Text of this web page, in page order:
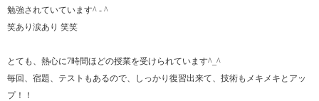
勉強されていています^ - ^
笑あり涙あり 笑笑
とても、熱心に7時間ほどの授業を受けられています^_^
毎回、宿題、テストもあるので、しっかり復習出来て、技術もメキメキとアッ
プ！！